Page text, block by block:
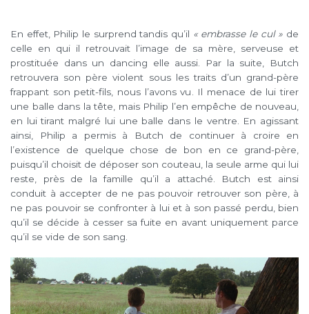
En effet, Philip le surprend tandis qu’il « embrasse le cul » de
celle en qui il retrouvait l’image de sa mère, serveuse et
prostituée dans un dancing elle aussi. Par la suite, Butch
retrouvera son père violent sous les traits d’un grand-père
frappant son petit-fils, nous l’avons vu. Il menace de lui tirer
une balle dans la tête, mais Philip l’en empêche de nouveau,
en lui tirant malgré lui une balle dans le ventre. En agissant
ainsi, Philip a permis à Butch de continuer à croire en
l’existence de quelque chose de bon en ce grand-père,
puisqu’il choisit de déposer son couteau, la seule arme qui lui
reste, près de la famille qu’il a attaché. Butch est ainsi
conduit à accepter de ne pas pouvoir retrouver son père, à
ne pas pouvoir se confronter à lui et à son passé perdu, bien
qu’il se décide à cesser sa fuite en avant uniquement parce
qu’il se vide de son sang.